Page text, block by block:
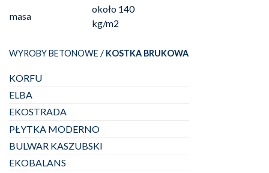
WYROBY BETONOWE / KOSTKA BRUKOWA
KORFU
ELBA
EKOSTRADA
PŁYTKA MODERNO
BULWAR KASZUBSKI
EKOBALANS
masa
około 140
kg/m2